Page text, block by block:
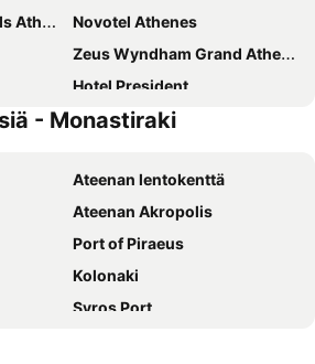
By Ihg
Novotel Athenes
Zeus Wyndham Grand Athens
Hotel President
Grand Hyatt Athens
Palmyra Beach Hotel
Royal Olympic Hotel
Amazon Hotel
Sofitel Athens Airport
Athens House
- Monastiraki
Ateenan lentokenttä
Ateenan Akropolis
Port of Piraeus
Kolonaki
Syros Port